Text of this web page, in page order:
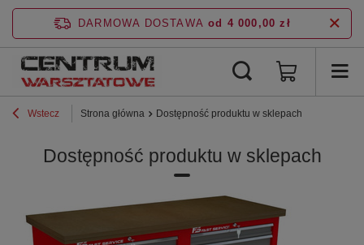
DARMOWA DOSTAWA od 4 000,00 zł
Wstecz Strona główna Dostępność produktu w sklepach
Dostępność produktu w sklepach